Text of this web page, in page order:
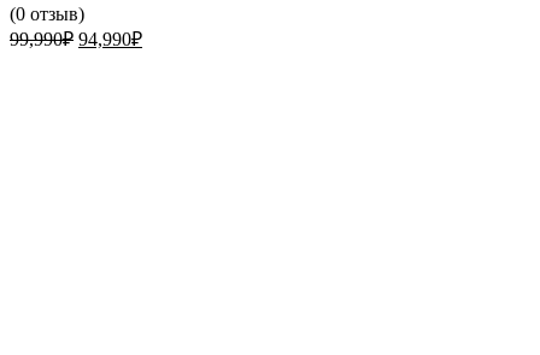
(0 отзыв)
99,990₽ Первоначальная
94,990₽Текущая